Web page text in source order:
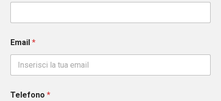
Email *
Telefono *